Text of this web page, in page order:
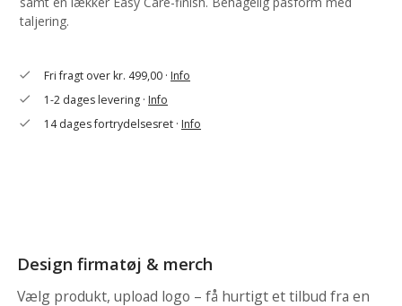
taljering.
check Fri fragt over kr. 499,00 ·Info
check 1-2 dages levering ·Info
check 14 dages fortrydelsesret ·Info
Design firmatøj & merch
Vælg produkt, upload logo – få hurtigt et tilbud fra en